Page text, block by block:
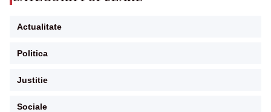
Actualitate
Politica
Justitie
Sociale